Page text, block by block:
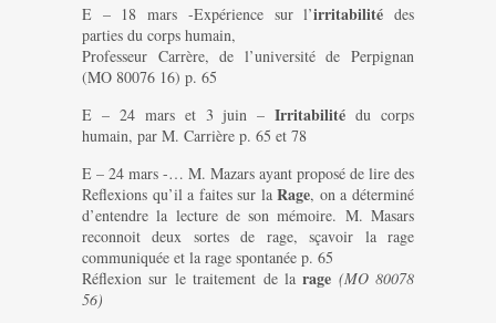
E – 18 mars -Expérience sur l’irritabilité des
parties du corps humain,
Professeur Carrère, de l’université de Perpignan
(MO 80076 16) p. 65
E – 24 mars et 3 juin –Irritabilité du corps
humain, par M. Carrière p. 65 et 78
E – 24 mars -… M. Mazars ayant proposé de lire des
Reflexions qu’il a faites sur laRage, on a déterminé
d’entendre la lecture de son mémoire. M. Masars
reconnoit deux sortes de rage, sçavoir la rage
communiquée et la rage spontanée p. 65
Réflexion sur le traitement de larage (MO 80078
56)